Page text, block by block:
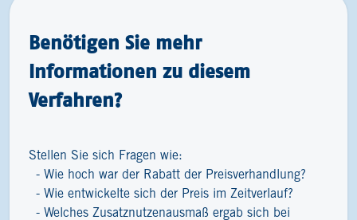
Benötigen Sie mehr
Informationen zu diesem
Verfahren?
Stellen Sie sich Fragen wie:
Wie hoch war der Rabatt der Preisverhandlung?
Wie entwickelte sich der Preis im Zeitverlauf?
Welches Zusatznutzenausmaß ergab sich bei